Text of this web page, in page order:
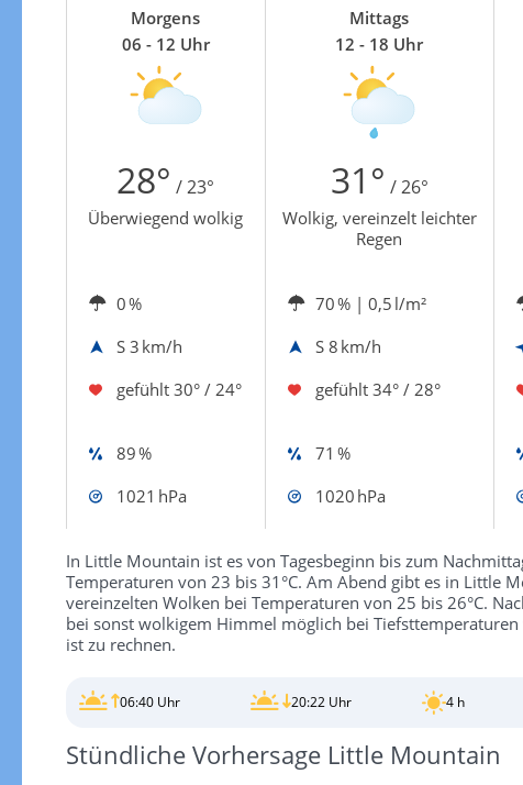
Morgens
06 - 12 Uhr
Mittags
12 - 18 Uhr
28° / 23° 31° / 26°
Überwiegend wolkig
Wolkig, vereinzelt leichter
Regen
0 % 70 % | 0,5 l/m²
S 3 km/h S 8 km/h
gefühlt 30° / 24° gefühlt 34° / 28°
89 %
71 %
1021 hPa
1020 hPa
In Little Mountain ist es von Tagesbeginn bis zum
Temperaturen von 23 bis 31°C. Am Abend gibt es in Little
vereinzelten Wolken bei Temperaturen von 25 bis 26°C.
bei sonst wolkigem Himmel möglich bei
ist zu rechnen.
06:40 Uhr 20:22 Uhr 4 h
Stündliche Vorhersage Little Mountain
Windgeschwindigkeiten in 3h
Zur Windgeschwindigkeitenkarte